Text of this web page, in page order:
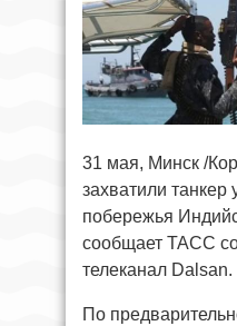
31 мая, Минск /
захватили танкер
побережья
сообщает ТАСС
телеканал Dalsan.
По